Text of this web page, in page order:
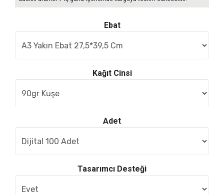
Ebat
Kağıt Cinsi
Adet
Tasarımcı Desteği